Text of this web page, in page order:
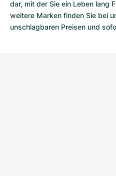
dar, mit der Sie ein Leben lang
weitere Marken finden Sie bei
unschlagbaren Preisen und